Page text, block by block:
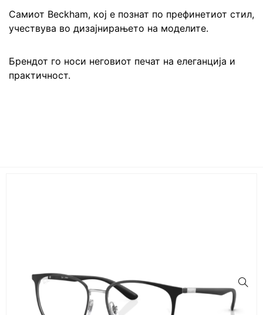
Самиот Beckham, кој е познат по префинетиот стил,
учествува во дизајнирањето на моделите.
Брендот го носи неговиот печат на елеганција и
практичност.